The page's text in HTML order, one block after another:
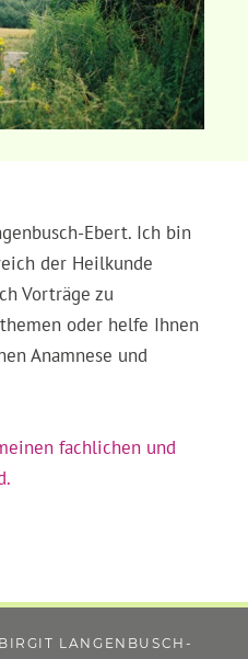
Ebert. Ich bin
der Heilkunde
Vorträge zu
oder helfe Ihnen
Anamnese und
fachlichen und
LANGENBUSCH-